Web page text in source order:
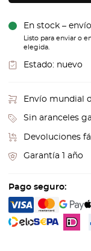
En stock –
Listo para enviar o
elegida.
Estado: nuevo
Envío mundial
Sin aranceles
Devoluciones
Garantía 1 año
Pago seguro: